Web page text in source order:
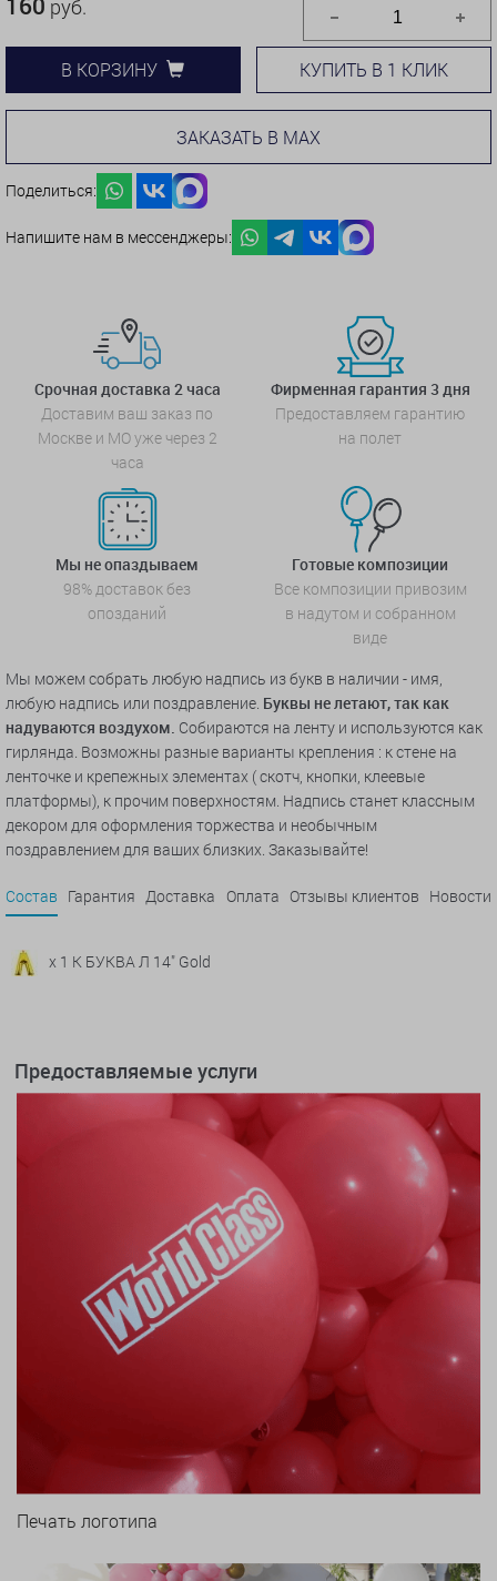
руб.
В КОРЗИНУ КУПИТЬ В 1 КЛИК
ЗАКАЗАТЬ В MAX
Поделиться:
Напишите нам в мессенджеры:
Срочная доставка 2 часа
Доставим ваш заказ по
Москве и МО уже через 2
часа
Фирменная гарантия 3 дня
Предоставляем гарантию
на полет
Мы не опаздываем
98% доставок без
опозданий
Готовые композиции
Все композиции привозим
в надутом и собранном
виде
Мы можем собрать любую надпись из букв в наличии - имя,
любую надпись или поздравление. Буквы не летают, так как
надуваются воздухом. Собираются на ленту и используются как
гирлянда. Возможны разные варианты крепления : к стене на
ленточке и крепежных элементах ( скотч, кнопки, клеевые
платформы), к прочим поверхностям. Надпись станет классным
декором для оформления торжества и необычным
поздравлением для ваших близких. Заказывайте!
Состав Гарантия Доставка Оплата Отзывы клиентов Новости
x 1 К БУКВА Л 14" Gold
Предоставляемые услуги
Печать логотипа